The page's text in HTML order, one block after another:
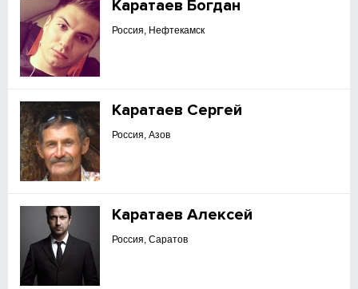
Каратаев Богдан
Россия, Нефтекамск
Каратаев Сергей
Россия, Азов
Каратаев Алексей
Россия, Саратов